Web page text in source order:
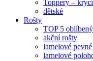
Toppery –
dětské
Rošty
TOP 5
akční rošty
lamelové pevné
lamelové